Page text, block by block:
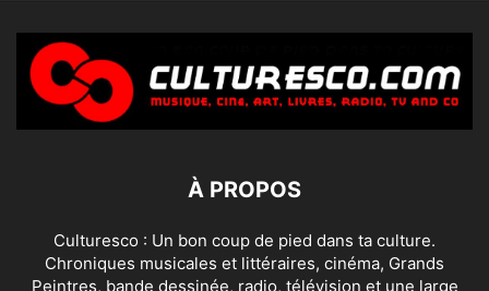
À PROPOS
Culturesco : Un bon coup de pied dans ta culture.
Chroniques musicales et littéraires, cinéma, Grands
Peintres, bande dessinée, radio, télévision et une large